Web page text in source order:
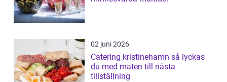
02 juni 2026
Catering kristinehamn så lyckas
du med maten till nästa
tillställning